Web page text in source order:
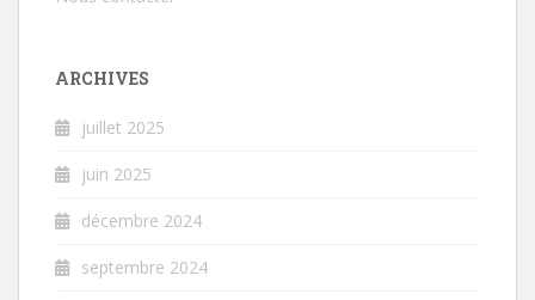
ARCHIVES
juillet 2025
juin 2025
décembre 2024
septembre 2024